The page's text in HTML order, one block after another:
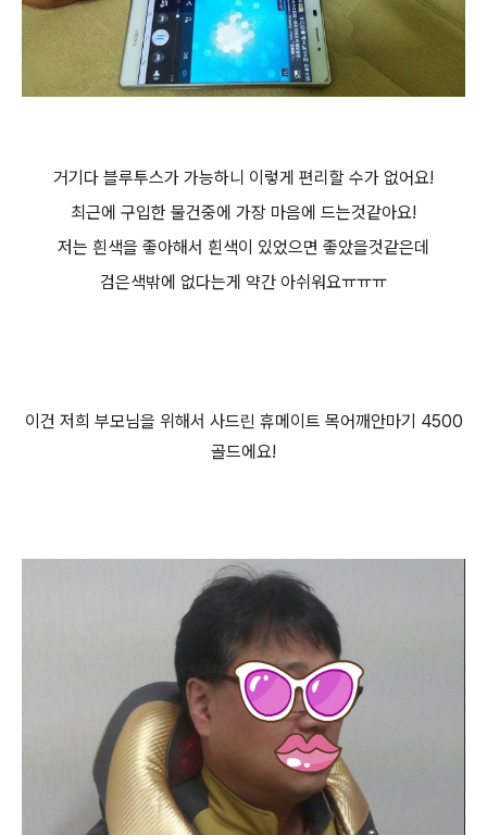
거기다 블루투스가 가능하니 이렇게 편리할 수가 없어요!
최근에 구입한 물건중에 가장 마음에 드는것같아요!
저는 흰색을 좋아해서 흰색이 있었으면 좋았을것같은데
검은색밖에 없다는게 약간 아쉬워요ㅠㅠㅠ
이건 저희 부모님을 위해서 사드린 휴메이트 목어깨안마기 4500
골드에요!